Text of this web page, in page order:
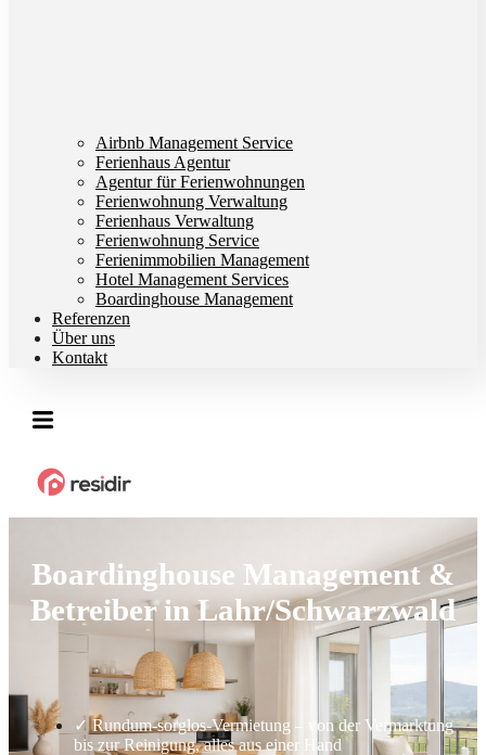
Airbnb Management Service
Ferienhaus Agentur
Agentur für Ferienwohnungen
Ferienwohnung Verwaltung
Ferienhaus Verwaltung
Ferienwohnung Service
Ferienimmobilien Management
Hotel Management Services
Boardinghouse Management
Referenzen
Über uns
Kontakt
Boardinghouse Management &
Betreiber in Lahr/Schwarzwald
✓ Rundum-sorglos-Vermietung – von der Vermarktung
bis zur Reinigung, alles aus einer Hand